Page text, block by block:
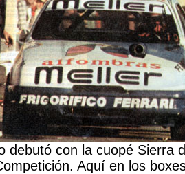
debutó con la cuopé Sierra
Aquí en los